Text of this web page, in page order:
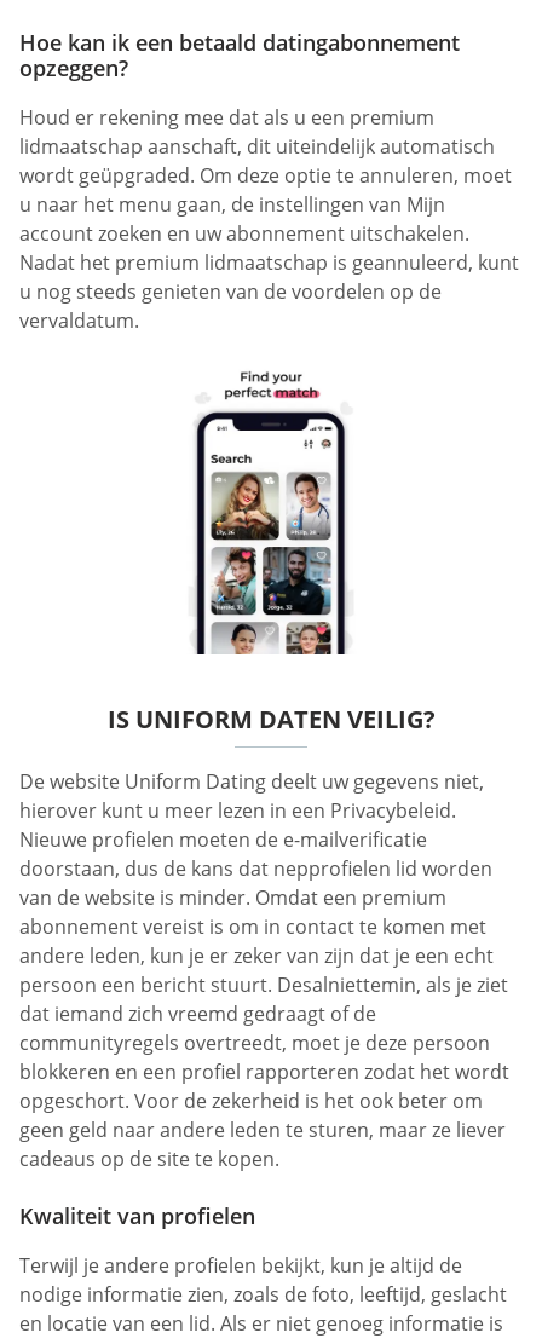
Hoe kan ik een betaald datingabonnement
opzeggen?
Houd er rekening mee dat als u een premium
lidmaatschap aanschaft, dit uiteindelijk automatisch
wordt geüpgraded. Om deze optie te annuleren, moet
u naar het menu gaan, de instellingen van Mijn
account zoeken en uw abonnement uitschakelen.
Nadat het premium lidmaatschap is geannuleerd, kunt
u nog steeds genieten van de voordelen op de
vervaldatum.
IS UNIFORM DATEN VEILIG?
De website Uniform Dating deelt uw gegevens niet,
hierover kunt u meer lezen in een Privacybeleid.
Nieuwe profielen moeten de e-mailverificatie
doorstaan, dus de kans dat nepprofielen lid worden
van de website is minder. Omdat een premium
abonnement vereist is om in contact te komen met
andere leden, kun je er zeker van zijn dat je een echt
persoon een bericht stuurt. Desalniettemin, als je ziet
dat iemand zich vreemd gedraagt of de
communityregels overtreedt, moet je deze persoon
blokkeren en een profiel rapporteren zodat het wordt
opgeschort. Voor de zekerheid is het ook beter om
geen geld naar andere leden te sturen, maar ze liever
cadeaus op de site te kopen.
Kwaliteit van profielen
Terwijl je andere profielen bekijkt, kun je altijd de
nodige informatie zien, zoals de foto, leeftijd, geslacht
en locatie van een lid. Als er niet genoeg informatie is